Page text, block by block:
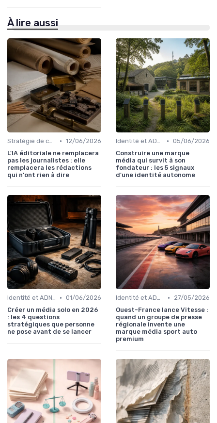
À lire aussi
Stratégie de contenu • 12/06/2026
L'IA éditoriale ne remplacera
pas les journalistes : elle
remplacera les rédactions
qui n'ont rien à dire
Identité et ADN de marque • 05/06/2026
Construire une marque
média qui survit à son
fondateur : les 5 signaux
d'une identité autonome
Identité et ADN de marque • 01/06/2026
Créer un média solo en 2026
: les 4 questions
stratégiques que personne
ne pose avant de se lancer
Identité et ADN de marque •
27/05/2026
Ouest-France lance Vitesse :
quand un groupe de presse
régionale invente une
marque média sport auto
premium